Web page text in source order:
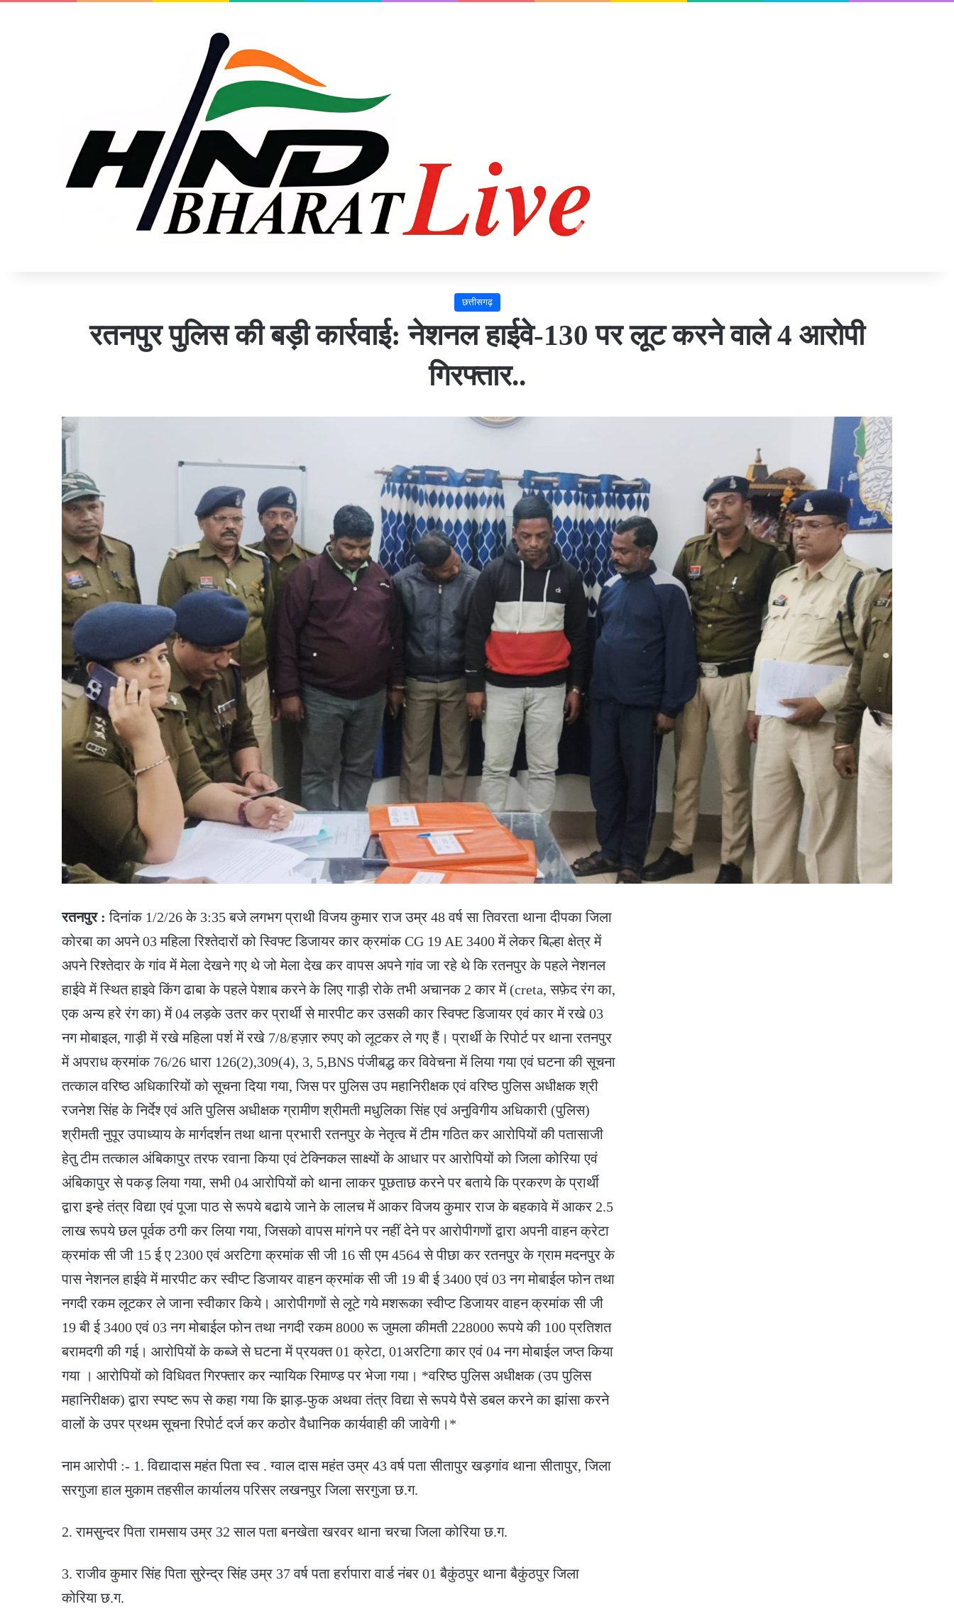
छत्तीसगढ़
रतनपुर पुलिस की बड़ी कार्रवाई: नेशनल हाईवे-130 पर लूट करने वाले 4 आरोपी
गिरफ्तार..
रतनपुर : दिनांक 1/2/26 के 3:35 बजे लगभग प्राथी विजय कुमार राज उम्र 48 वर्ष सा तिवरता थाना दीपका जिला
कोरबा का अपने 03 महिला रिश्तेदारों को स्विफ्ट डिजायर कार क्रमांक CG 19 AE 3400 में लेकर बिल्हा क्षेत्र में
अपने रिश्तेदार के गांव में मेला देखने गए थे जो मेला देख कर वापस अपने गांव जा रहे थे कि रतनपुर के पहले नेशनल
हाईवे में स्थित हाइवे किंग ढाबा के पहले पेशाब करने के लिए गाड़ी रोके तभी अचानक 2 कार में (creta, सफ़ेद रंग का,
एक अन्य हरे रंग का) में 04 लड़के उतर कर प्रार्थी से मारपीट कर उसकी कार स्विफ्ट डिजायर एवं कार में रखे 03
नग मोबाइल, गाड़ी में रखे महिला पर्श में रखे 7/8/हज़ार रुपए को लूटकर ले गए हैं। प्रार्थी के रिपोर्ट पर थाना रतनपुर
में अपराध क्रमांक 76/26 धारा 126(2),309(4), 3, 5,BNS पंजीबद्ध कर विवेचना में लिया गया एवं घटना की सूचना
तत्काल वरिष्ठ अधिकारियों को सूचना दिया गया, जिस पर पुलिस उप महानिरीक्षक एवं वरिष्ठ पुलिस अधीक्षक श्री
रजनेश सिंह के निर्देश्‍ एवं अति पुलिस अधीक्षक ग्रामीण श्रीमती मधुलिका सिंह एवं अनुविगीय अधिकारी (पुलिस)
श्रीमती नुपूर उपाध्याय के मार्गदर्शन तथा थाना प्रभारी रतनपुर के नेतृत्व में टीम गठित कर आरोपियों की पतासाजी
हेतु टीम तत्काल अंबिकापुर तरफ रवाना किया एवं टेक्निकल साक्ष्यों के आधार पर आरोपियों को जिला कोरिया एवं
अंबिकापुर से पकड़ लिया गया, सभी 04 आरोपियों को थाना लाकर पूछताछ करने पर बताये कि प्रकरण के प्रार्थी
द्वारा इन्हे तंत्र विद्या एवं पूजा पाठ से रूपये बढाये जाने के लालच में आकर विजय कुमार राज के बहकावे में आकर 2.5
लाख रूपये छल पूर्वक ठगी कर लिया गया, जिसको वापस मांगने पर नहीं देने पर आरोपीगणों द्वारा अपनी वाहन क्रेटा
क्रमांक सी जी 15 ई ए 2300 एवं अरटिगा क्रमांक सी जी 16 सी एम 4564 से पीछा कर रतनपुर के ग्राम मदनपुर के
पास नेशनल हाईवे में मारपीट कर स्वीप्ट डिजायर वाहन क्रमांक सी जी 19 बी ई 3400 एवं 03 नग मोबाईल फोन तथा
नगदी रकम लूटकर ले जाना स्वीकार किये। आरोपीगणों से लूटे गये मशरूका स्वीप्ट डिजायर वाहन क्रमांक सी जी
19 बी ई 3400 एवं 03 नग मोबाईल फोन तथा नगदी रकम 8000 रू जुमला कीमती 228000 रूपये की 100 प्रतिशत
बरामदगी की गई। आरोपियों के कब्जे से घटना में प्रयक्त 01 क्रेटा, 01अरटिगा कार एवं 04 नग मोबाईल जप्त किया
गया । आरोपियों को विधिवत गिरफ्तार कर न्यायिक रिमाण्ड पर भेजा गया। *वरिष्ठ पुलिस अधीक्षक (उप पुलिस
महानिरीक्षक) द्वारा स्पष्ट रूप से कहा गया कि झाड़-फुक अथवा तंत्र विद्या से रूपये पैसे डबल करने का झांसा करने
वालों के उपर प्रथम सूचना रिपोर्ट दर्ज कर कठोर वैधानिक कार्यवाही की जावेगी।*
नाम आरोपी :- 1. विद्यादास महंत पिता स्व . ग्वाल दास महंत उम्र 43 वर्ष पता सीतापुर खड़गांव थाना सीतापुर, जिला
सरगुजा हाल मुकाम तहसील कार्यालय परिसर लखनपुर जिला सरगुजा छ.ग.
2. रामसुन्दर पिता रामसाय उम्र 32 साल पता बनखेता खरवर थाना चरचा जिला कोरिया छ.ग.
3. राजीव कुमार सिंह पिता सुरेन्द्र सिंह उम्र 37 वर्ष पता हर्रापारा वार्ड नंबर 01 बैकुंठपुर थाना बैकुंठपुर जिला
कोरिया छ.ग.